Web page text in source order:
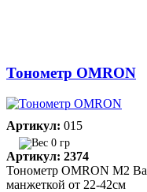
Тонометр ОMRON
Артикул: 015
0 гр
Артикул: 2374
Тонометр ОMRON M2
манжеткой от 22-42см